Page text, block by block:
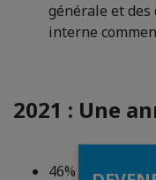
générale et
interne
2021 : Une
46% des